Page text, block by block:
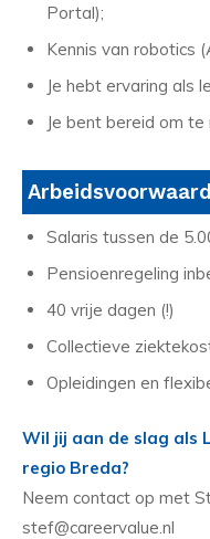
Portal);
Kennis van robotics
Je hebt ervaring als
Je bent bereid om
Salaris tussen de
Pensioenregeling
40 vrije dagen (!)
Collectieve
Opleidingen en
Wil jij aan de slag als
regio Breda?
Neem contact op met
stef@careervalue.nl